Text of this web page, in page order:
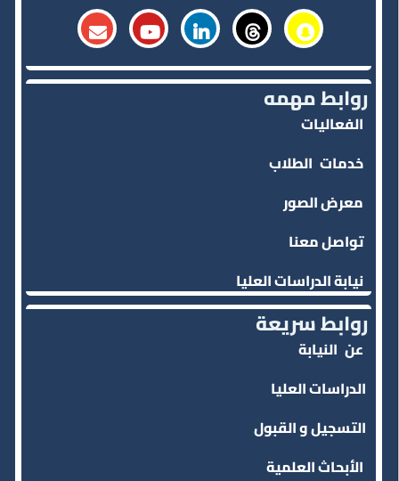
روابط مهمه
الفعاليات
خدمات الطلاب
معرض الصور
تواصل معنا
نيابة الدراسات العليا
روابط سريعة
عن النيابة
الدراسات العليا
التسجيل والقبول
الأبحاث العلمية